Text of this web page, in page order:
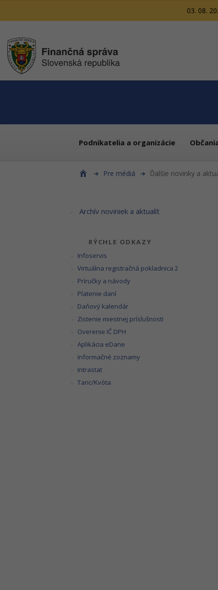
03. 08.
Podnikatelia a organizácie
Pre médiá Ďalšie novinky a
Archív noviniek a aktualít
RÝCHLE ODKAZY
Infoservis
Virtuálna registračná pokladnica 2
Príručky a návody
Platenie daní
Daňový kalendár
Zistenie miestnej príslušnosti
Overenie IČ DPH
Aplikácia eDane
Informačné zoznamy
Intrastat
Taric/Kvóta